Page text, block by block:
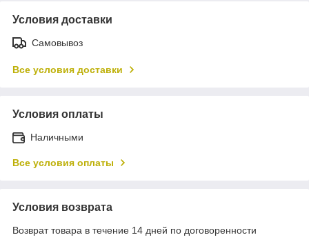
Условия доставки
Самовывоз
Все условия доставки
Условия оплаты
Наличными
Все условия оплаты
Условия возврата
Возврат товара в течение 14 дней по договоренности